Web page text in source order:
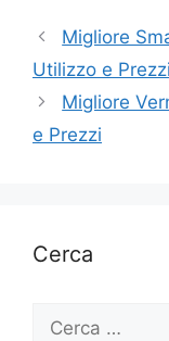
Migliore
Utilizzo e Prezzi
Migliore
e Prezzi
Cerca
Ricerca